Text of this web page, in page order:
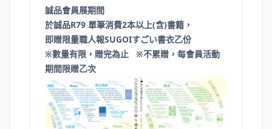
誠品會員展期間
於誠品R79 單筆消費2本以上(含)書籍，
即贈限量職人報SUGOIすごい書衣乙份
※數量有限，贈完為止 ※不累贈，每會員活動
期間限贈乙次